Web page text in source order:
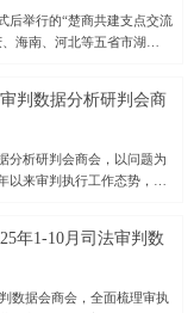
饲料覆盖猪、禽等品类，销
人交流中，他们感到，当
通过了总监票人、监票人名
及监事会候选人名单。经过
有限公司董事长常星原在致
“服务会员、促进交流、助
济文化交流的桥梁，推动在
山东与内蒙古的经济社会发
成立，不仅为在鲁的锡林郭
后举行的“楚商共建支点交流
海南、河北等五省市湖北商
话活动伊始，武汉大学经济
营经济研究中心主任罗知
发展服务支点建设》的主旨
部崛起战略中，武汉发挥着
湖北发展的关键力量。罗知
人工智能的颠覆式科技创
新的主力军。为做好湖北
场环境；建设长江中游创新
判数据分析研判会商
分析研判会商会，以问题为
来审判执行工作态势，部
各基层法院逐一汇报执法办
板和不足，并明确了工作
导点评和部署了条线相关工
度目标任务不放松，坚决扛
年1-10月司法审判数
数据会商会，全面梳理审执